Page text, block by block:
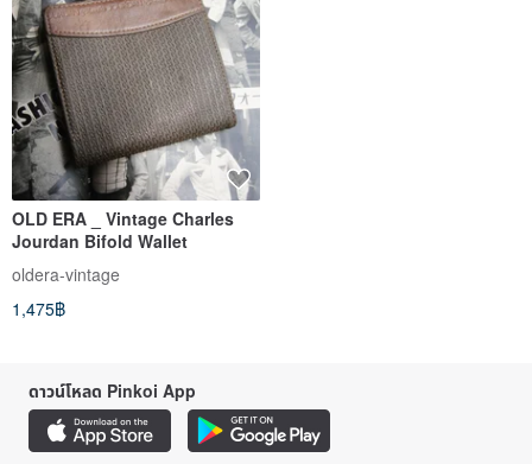
OLD ERA _ Vintage Charles
Jourdan Bifold Wallet
oldera-vintage
1,475฿
ดาวน์โหลด Pinkoi App